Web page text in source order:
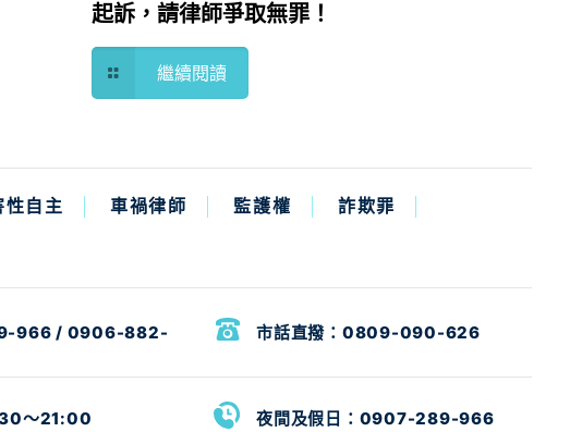
起訴，請律師爭取無罪！
繼續閱讀
性自主 車禍律師 監護權
詐欺罪
966 / 0906-882-
市話直撥： 0809-090-626
～21:00 夜間及假日： 0907-289-966